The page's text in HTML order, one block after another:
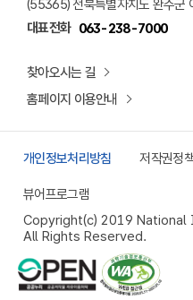
(55365) 전북특별자치도 완주군
대표전화 063-238-7000
찾아오시는 길
홈페이지 이용안내
개인정보처리방침 저작권정
뷰어프로그램
Copyright(c) 2019
All Rights Reserved.